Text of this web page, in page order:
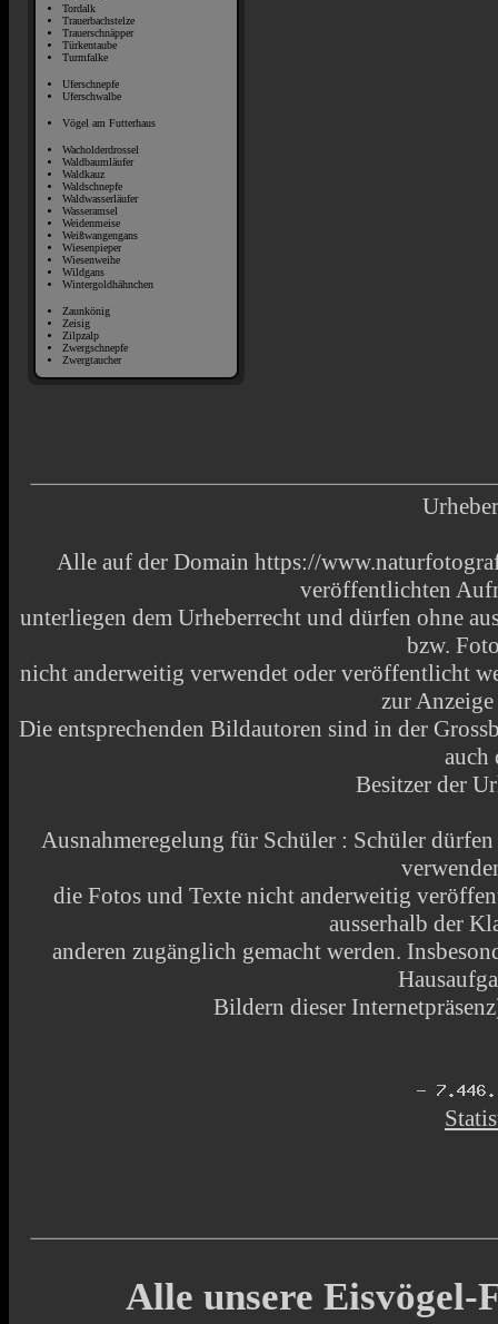
Tordalk
Trauerbachstelze
Trauerschnäpper
Türkentaube
Turmfalke
Uferschnepfe
Uferschwalbe
Vögel am Futterhaus
Wacholderdrossel
Waldbaumläufer
Waldkauz
Waldschnepfe
Waldwasserläufer
Wasseramsel
Weidenmeise
Weißwangengans
Wiesenpieper
Wiesenweihe
Wildgans
Wintergoldhähnchen
Zaunkönig
Zeisig
Zilpzalp
Zwergschnepfe
Zwergtaucher
Alle auf der Domain https://
veröffentlichten
unterliegen dem Urheberrecht und dürfen ohne
bzw.
nicht anderweitig verwendet oder veröffentlicht
zur
Die entsprechenden Bildautoren sind in der
auch
Besitzer der
Ausnahmeregelung für Schüler : Schüler
die Fotos und Texte nicht anderweitig
ausserhalb der
anderen zugänglich gemacht werden.
Bildern dieser
Alle unsere Eisvögel-